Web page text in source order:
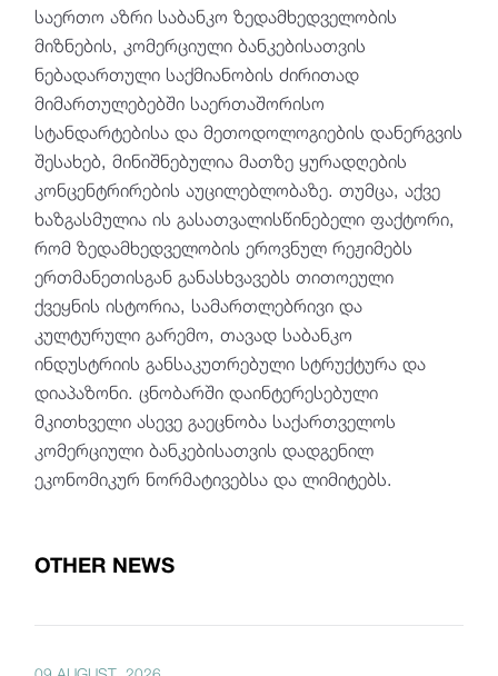
საერთო აზრი საბანკო ზედამხედველობის
მიზნების, კომერციული ბანკებისათვის
ნებადართული საქმიანობის ძირითად
მიმართულებებში საერთაშორისო
სტანდარტებისა და მეთოდოლოგიების დანერგვის
შესახებ, მინიშნებულია მათზე ყურადღების
კონცენტრირების აუცილებლობაზე. თუმცა, აქვე
ხაზგასმულია ის გასათვალისწინებელი ფაქტორი,
რომ ზედამხედველობის ეროვნულ რეჟიმებს
ერთმანეთისგან განასხვავებს თითოეული
ქვეყნის ისტორია, სამართლებრივი და
კულტურული გარემო, თავად საბანკო
ინდუსტრიის განსაკუთრებული სტრუქტურა და
დიაპაზონი. ცნობარში დაინტერესებული
მკითხველი ასევე გაეცნობა საქართველოს
კომერციული ბანკებისათვის დადგენილ
ეკონომიკურ ნორმატივებსა და ლიმიტებს.
OTHER NEWS